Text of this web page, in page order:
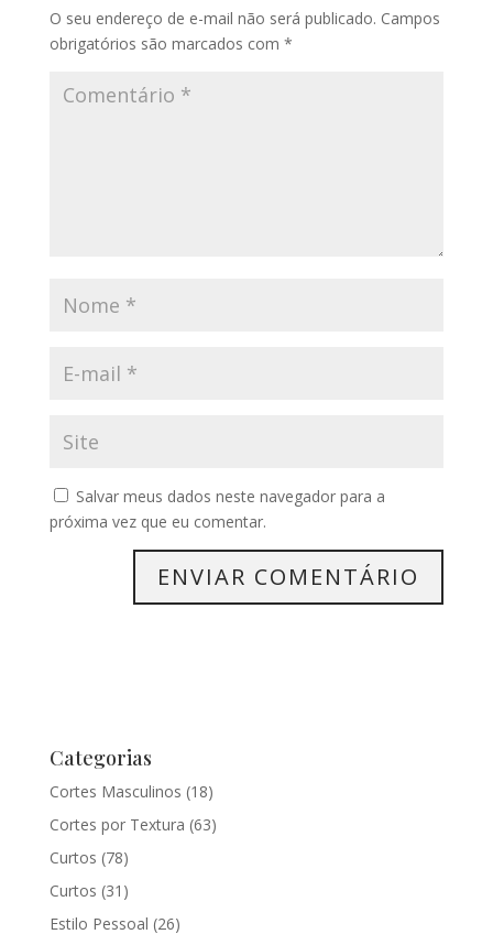
O seu endereço de e-mail não será publicado. Campos
obrigatórios são marcados com *
Salvar meus dados neste navegador para a
próxima vez que eu comentar.
Categorias
Cortes Masculinos (18)
Cortes por Textura (63)
Curtos (78)
Curtos (31)
Estilo Pessoal (26)